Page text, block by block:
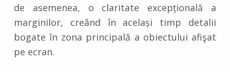
de asemenea, o claritate excepțională a
marginilor, creând în același timp detalii
bogate în zona principală a obiectului afişat
pe ecran.